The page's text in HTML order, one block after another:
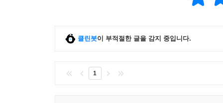
클린봇이 부적절한 글을 감지 중입니다.
1